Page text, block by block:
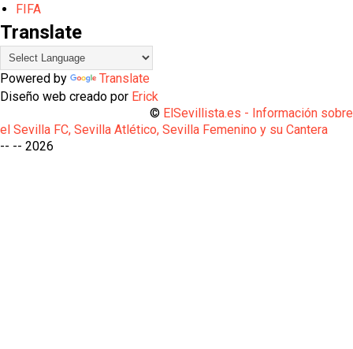
FIFA
Translate
Powered by
Translate
Diseño web creado por Erick
© ElSevillista.es - Información sobre
el Sevilla FC, Sevilla Atlético, Sevilla Femenino y su Cantera
-- -- 2026